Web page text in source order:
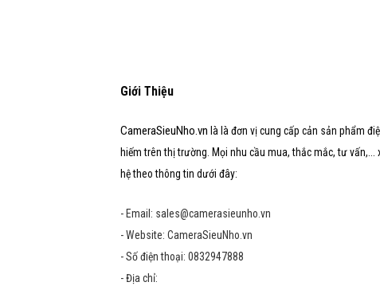
Giới Thiệu
CameraSieuNho.vn là là đơn vị cung cấp cản sản phẩm
hiếm trên thị trường. Mọi nhu cầu mua, thắc mắc, tư vấn,...
hệ theo thông tin dưới đây:
- Email: sales@camerasieunho.vn
- Website: CameraSieuNho.vn
- Số điện thoại: 0832947888
- Địa chỉ: